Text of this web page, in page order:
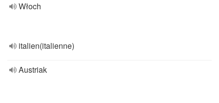
Włoch
italien(italienne)
Austriak